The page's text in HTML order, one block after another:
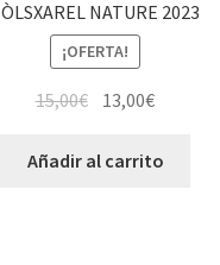
NATURE 2023
¡OFERTA!
15,00€ 13,00€
Añadir al carrito